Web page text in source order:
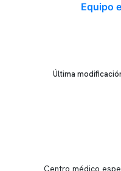
Equipo
Última
Centro médico